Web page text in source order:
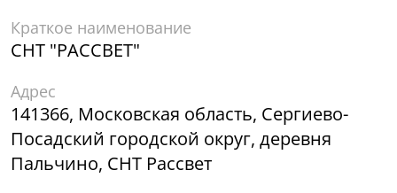
Краткое наименование
СНТ "РАССВЕТ"
Адрес
141366, Московская область, Сергиево-
Посадский городской округ, деревня
Пальчино, СНТ Рассвет